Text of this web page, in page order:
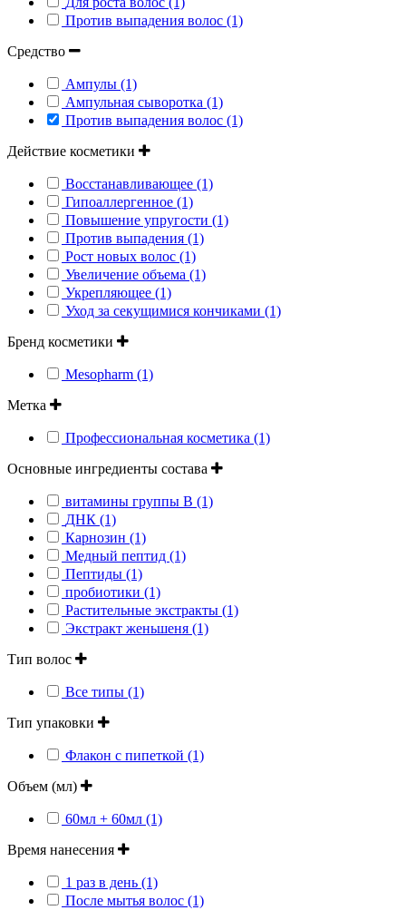
Против выпадения волос (1)
Средство
Ампулы (1)
Ампульная сыворотка (1)
Против выпадения волос (1)
Действие косметики
Восстанавливающее (1)
Гипоаллергенное (1)
Повышение упругости (1)
Против выпадения (1)
Рост новых волос (1)
Увеличение объема (1)
Укрепляющее (1)
Уход за секущимися кончиками (1)
Бренд косметики
Mesopharm (1)
Метка
Профессиональная косметика (1)
Основные ингредиенты состава
витамины группы В (1)
ДНК (1)
Карнозин (1)
Медный пептид (1)
Пептиды (1)
пробиотики (1)
Растительные экстракты (1)
Экстракт женьшеня (1)
Тип волос
Все типы (1)
Тип упаковки
Флакон с пипеткой (1)
Объем (мл)
60мл + 60мл (1)
Время нанесения
1 раз в день (1)
После мытья волос (1)